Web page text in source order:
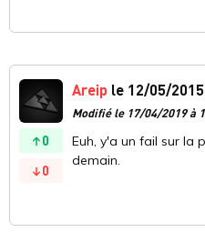
0
0
Areip le 12/05/
Modifié le 17/04/2019 à
Euh, y'a un fail sur la
demain.